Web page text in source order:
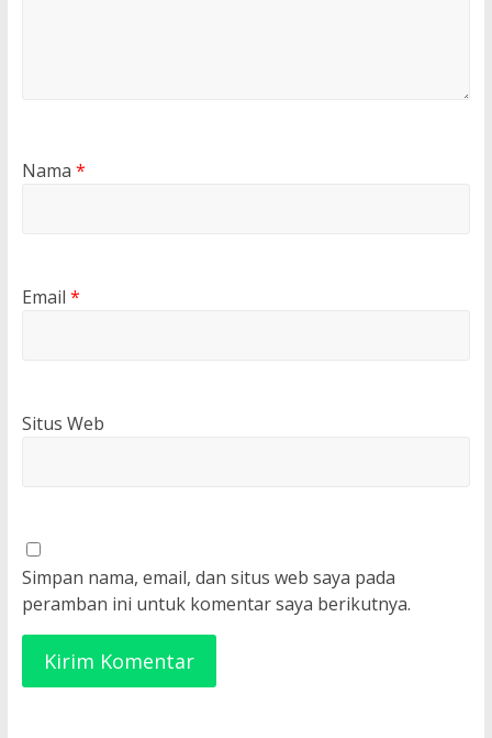
Nama *
Email *
Situs Web
Simpan nama, email, dan situs web saya pada
peramban ini untuk komentar saya berikutnya.